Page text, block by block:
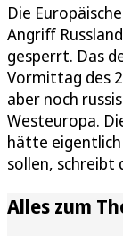
Die
Angriff
gesperrt. Das
Vormittag des
aber noch
Westeuropa.
hätte
sollen, schreibt
Alles zum